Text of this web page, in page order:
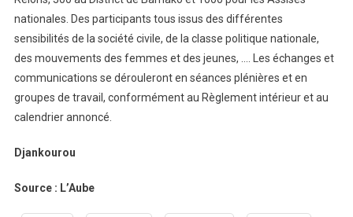
nationales. Des participants tous issus des différentes
sensibilités de la société civile, de la classe politique nationale,
des mouvements des femmes et des jeunes, …. Les échanges et
communications se dérouleront en séances plénières et en
groupes de travail, conformément au Règlement intérieur et au
calendrier annoncé.
Djankourou
Source : L’Aube